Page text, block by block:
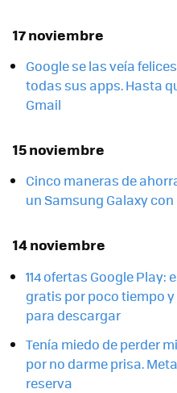
17 noviembre
Google se las veía
todas sus apps. Hasta
Gmail
15 noviembre
Cinco maneras de
un Samsung Galaxy con
14 noviembre
114 ofertas Google
gratis por poco tiempo
para descargar
Tenía miedo de perder
por no darme prisa.
reserva